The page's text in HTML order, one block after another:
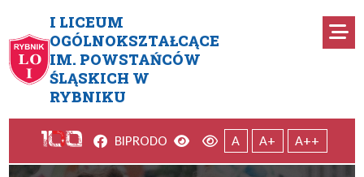
I LICEUM
OGÓLNOKSZTAŁCĄCE
IM. POWSTAŃCÓW
ŚLĄSKICH W
RYBNIKU
Wymiana z Dorsten –
Facebook
BIPRODO Wersja kontrastowa
Wersja domyślna
A A+ A++